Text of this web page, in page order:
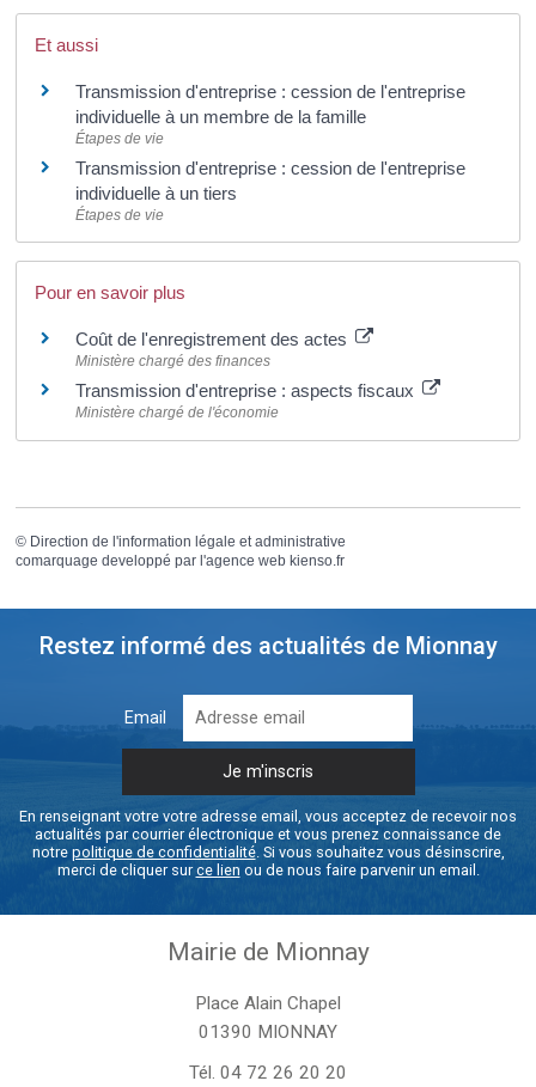
Et aussi
Transmission d'entreprise : cession de l'entreprise
individuelle à un membre de la famille
Étapes de vie
Transmission d'entreprise : cession de l'entreprise
individuelle à un tiers
Étapes de vie
Pour en savoir plus
Coût de l'enregistrement des actes
Ministère chargé des finances
Transmission d'entreprise : aspects fiscaux
Ministère chargé de l'économie
© Direction de l'information légale et administrative
comarquage developpé par l'agence web kienso.fr
Restez informé des actualités de Mionnay
Email
En renseignant votre votre adresse email, vous acceptez de recevoir nos
actualités par courrier électronique et vous prenez connaissance de
notre politique de confidentialité. Si vous souhaitez vous désinscrire,
merci de cliquer surce lien ou de nous faire parvenir un email.
Mairie de Mionnay
Place Alain Chapel
01390 MIONNAY
Tél. 04 72 26 20 20